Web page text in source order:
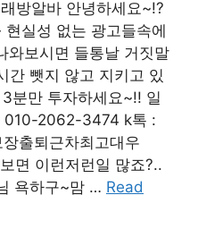
방알바 안녕하세요~!?
현실성 없는 광고들속에
와보시면 들통날 거짓말
간 뺏지 않고 지키고 있
분만 투자하세요~!! 일
010-2062-3474 k톡 :
출퇴근차최고대우
면 이런저런일 많죠?..
욕하구~맘 … Read